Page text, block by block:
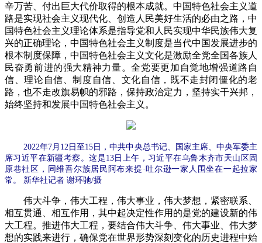
辛万苦、付出巨大代价取得的根本成就。中国特色社会主义道
路是实现社会主义现代化、创造人民美好生活的必由之路，中
国特色社会主义理论体系是指导党和人民实现中华民族伟大复
兴的正确理论，中国特色社会主义制度是当代中国发展进步的
根本制度保障，中国特色社会主义文化是激励全党全国各族人
民奋勇前进的强大精神力量。全党要更加自觉地增强道路自
信、理论自信、制度自信、文化自信，既不走封闭僵化的老
路，也不走改旗易帜的邪路，保持政治定力，坚持实干兴邦，
始终坚持和发展中国特色社会主义。
2022年7月12日至15日，中共中央总书记、国家主席、中央军委主
席习近平在新疆考察。这是13日上午，习近平在乌鲁木齐市天山区固
原巷社区，同维吾尔族居民阿布来提·吐尔逊一家人围坐在一起拉家
常。 新华社记者 谢环驰/摄
伟大斗争，伟大工程，伟大事业，伟大梦想，紧密联系、
相互贯通、相互作用，其中起决定性作用的是党的建设新的伟
大工程。推进伟大工程，要结合伟大斗争、伟大事业、伟大梦
想的实践来进行，确保党在世界形势深刻变化的历史进程中始